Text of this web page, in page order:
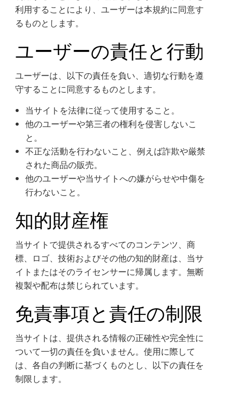
利用することにより、ユーザーは本規約に同意す
るものとします。
ユーザーの責任と行動
ユーザーは、以下の責任を負い、適切な行動を遵
守することに同意するものとします。
当サイトを法律に従って使用すること。
他のユーザーや第三者の権利を侵害しないこ
と。
不正な活動を行わないこと、例えば詐欺や厳禁
された商品の販売。
他のユーザーや当サイトへの嫌がらせや中傷を
行わないこと。
知的財産権
当サイトで提供されるすべてのコンテンツ、商
標、ロゴ、技術およびその他の知的財産は、当サ
イトまたはそのライセンサーに帰属します。無断
複製や配布は禁じられています。
免責事項と責任の制限
当サイトは、提供される情報の正確性や完全性に
ついて一切の責任を負いません。使用に際して
は、各自の判断に基づくものとし、以下の責任を
制限します。